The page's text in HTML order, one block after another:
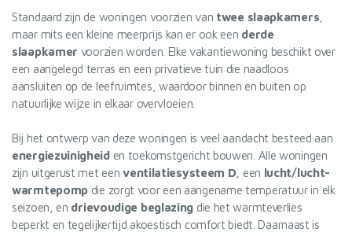
Standaard zijn de woningen voorzien van twee slaapkamers
maar mits een kleine meerprijs kan er ook een derde
slaapkamer voorzien worden. Elke vakantiewoning beschikt over
een aangelegd terras en een privatieve tuin die naadloos
aansluiten op de leefruimtes, waardoor binnen en buiten op
natuurlijke wijze in elkaar overvloeien.
Bij het ontwerp van deze woningen is veel aandacht besteed aan
energiezuinigheid en toekomstgericht bouwen. Alle woningen
zijn uitgerust met eenventilatiesysteem D , een lucht/lucht-
warmtepomp die zorgt voor een aangename temperatuur in elk
seizoen, en drievoudige beglazing die het warmteverlies
beperkt en tegelijkertijd akoestisch comfort biedt. Daarnaast is